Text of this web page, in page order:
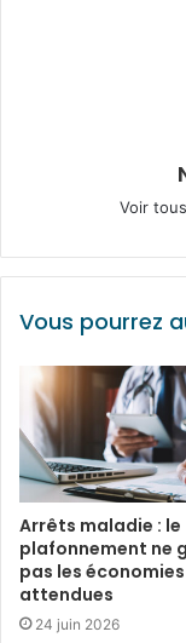
Voir
Vous pourrez
Arrêts maladie : le
plafonnement ne
pas les économies
attendues
24 juin 2026